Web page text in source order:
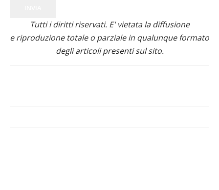
Tutti i diritti riservati. E' vietata la diffusione
e riproduzione totale o parziale in qualunque formato
degli articoli presenti sul sito.